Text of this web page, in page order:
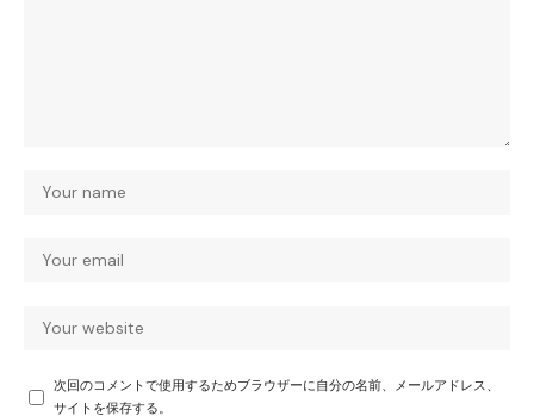
次回のコメントで使用するためブラウザーに自分の名前、メールアドレス、
サイトを保存する。